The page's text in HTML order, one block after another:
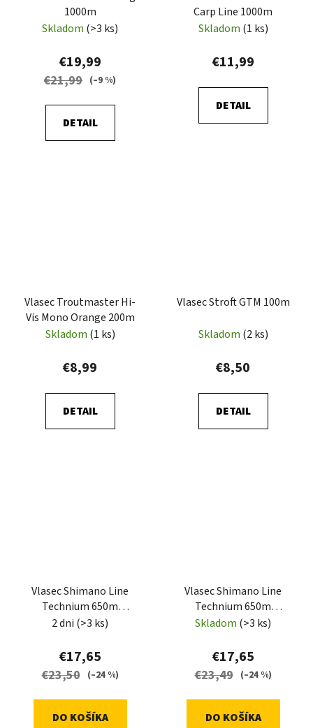
1000m
Skladom (>3 ks)
€19,99
€21,99 (–9 %)
DETAIL
Carp Line 1000m
Skladom (1 ks)
€11,99
DETAIL
Vlasec Troutmaster Hi-
Vis Mono Orange 200m
Skladom (1 ks)
€8,99
DETAIL
Vlasec Stroft GTM 100m
Skladom (2 ks)
€8,50
DETAIL
Vlasec Shimano Line
Technium 650m
0,305mm 8,5kg Grey
2 dni (>3 ks)
€17,65
€23,50 (–24 %)
DO KOŠÍKA
Vlasec Shimano Line
Technium 650m
0,285mm 7,5kg Grey
Skladom (>3 ks)
€17,65
€23,49 (–24 %)
DO KOŠÍKA